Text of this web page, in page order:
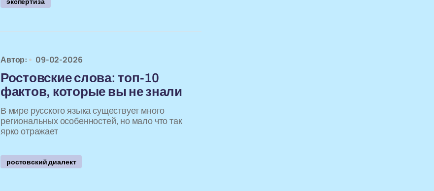
Автор: 09-02-2026
Ростовские слова: топ-10
фактов, которые вы не знали
В мире русского языка существует много
региональных особенностей, но мало что так
ярко отражает
ростовский диалект